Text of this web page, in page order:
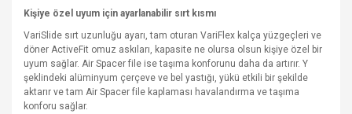
Kişiye özel uyum için ayarlanabilir sırt kısmı
VariSlide sırt uzunluğu ayarı, tam oturan VariFlex kalça yüzgeçleri ve
döner ActiveFit omuz askıları, kapasite ne olursa olsun kişiye özel bir
uyum sağlar. Air Spacer file ise taşıma konforunu daha da artırır. Y
şeklindeki alüminyum çerçeve ve bel yastığı, yükü etkili bir şekilde
aktarır ve tam Air Spacer file kaplaması havalandırma ve taşıma
konforu sağlar.